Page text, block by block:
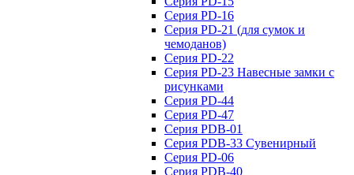
Серия PD-16
Серия PD-21 (для сумок и
чемоданов)
Серия PD-22
Серия PD-23 Навесные замки с
рисунками
Серия PD-44
Серия PD-47
Серия PDB-01
Серия PDB-33 Сувенирный
Серия PD-06
Серия PDB-40